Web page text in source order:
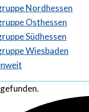
Nordhessen
Osthessen
Südhessen
Wiesbaden